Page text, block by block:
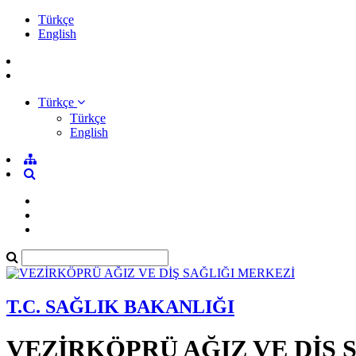
Türkçe
English
Türkçe
Türkçe
English
T.C. SAĞLIK BAKANLIĞI
VEZİRKÖPRÜ AĞIZ VE DİŞ